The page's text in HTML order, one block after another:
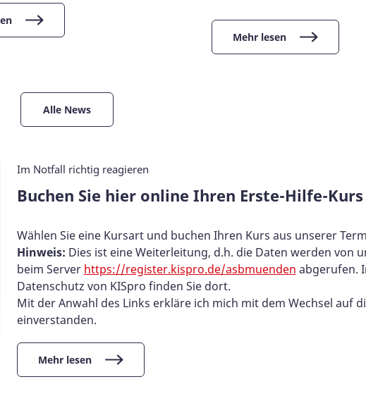
Mehr lesen
Alle News
Im Notfall richtig reagieren
Buchen Sie hier online Ihren Erste-Hilfe-Kurs
Wählen Sie eine Kursart und buchen Ihren Kurs aus unserer
Hinweis: Dies ist eine Weiterleitung, d.h. die Daten werden von
beim Server https://register.kispro.de/asbmuenden abgerufen.
Datenschutz von KISpro finden Sie dort.
Mit der Anwahl des Links erkläre ich mich mit dem Wechsel auf
einverstanden.
Mehr lesen